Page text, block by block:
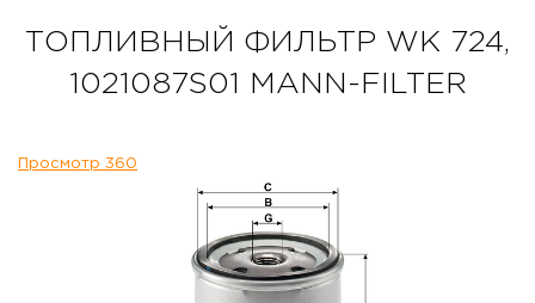
ТОПЛИВНЫЙ ФИЛЬТР WK 724,
1021087S01 MANN-FILTER
Просмотр 360